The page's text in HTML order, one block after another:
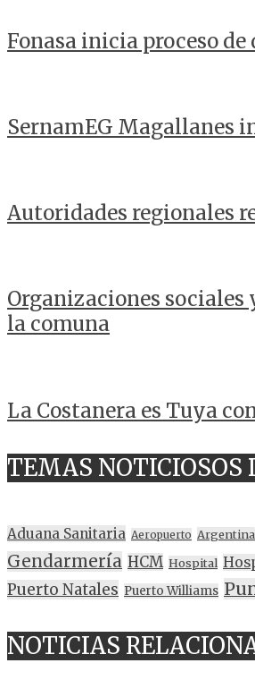
Fonasa inicia proceso
SernamEG Magallanes
Autoridades regionales
Organizaciones
la comuna
La Costanera es Tuya
TEMAS NOTICIOSOS
Aduana Sanitaria Aeropuerto Argentina
Gendarmería HCM Hospital
Puerto Natales Puerto Williams
NOTICIAS